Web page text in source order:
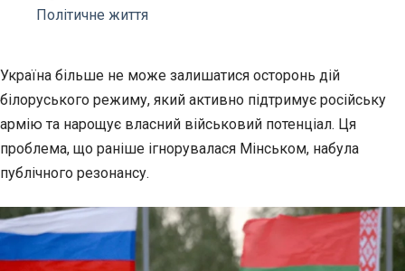
Політичне життя
Україна більше не може залишатися осторонь дій
білоруського режиму, який активно підтримує російську
армію та нарощує власний військовий потенціал. Ця
проблема, що раніше ігнорувалася Мінськом, набула
публічного резонансу.